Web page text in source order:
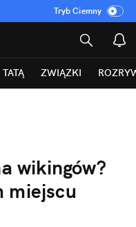
Tryb Ciemny
ZWIĄZKI
wikingów?
miejscu